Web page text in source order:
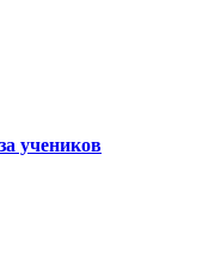
учеников